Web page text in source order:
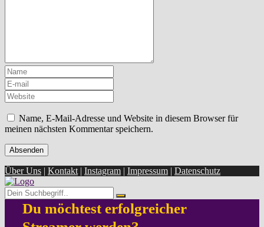
Name, E-Mail-Adresse und Website in diesem Browser für
meinen nächsten Kommentar speichern.
Über Uns | Kontakt | Instagram | Impressum | Datenschutz
Du möchtest erfolgreicher